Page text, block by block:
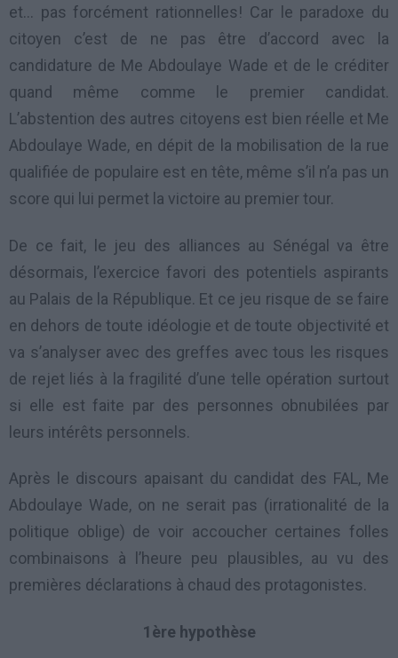
et… pas forcément rationnelles! Car le paradoxe du
citoyen c’est de ne pas être d’accord avec la
candidature de Me Abdoulaye Wade et de le créditer
quand même comme le premier candidat.
L’abstention des autres citoyens est bien réelle et Me
Abdoulaye Wade, en dépit de la mobilisation de la rue
qualifiée de populaire est en tête, même s’il n’a pas un
score qui lui permet la victoire au premier tour.
De ce fait, le jeu des alliances au Sénégal va être
désormais, l’exercice favori des potentiels aspirants
au Palais de la République. Et ce jeu risque de se faire
en dehors de toute idéologie et de toute objectivité et
va s’analyser avec des greffes avec tous les risques
de rejet liés à la fragilité d’une telle opération surtout
si elle est faite par des personnes obnubilées par
leurs intérêts personnels.
Après le discours apaisant du candidat des FAL, Me
Abdoulaye Wade, on ne serait pas (irrationalité de la
politique oblige) de voir accoucher certaines folles
combinaisons à l’heure peu plausibles, au vu des
premières déclarations à chaud des protagonistes.
1ère hypothèse